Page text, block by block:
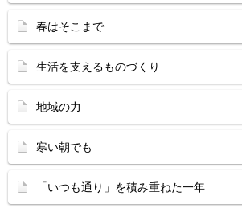
春はそこまで
生活を支えるものづくり
地域の力
寒い朝でも
「いつも通り」を積み重ねた一年